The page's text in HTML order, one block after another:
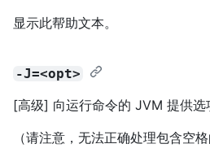
显示此帮助文本。
-J=<opt>
[高级] 向运行命令的 JVM 提供选
（请注意，无法正确处理包含空格